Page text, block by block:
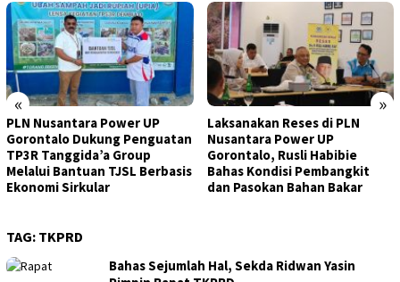
« »
PLN Nusantara Power UP
Gorontalo Dukung Penguatan
TP3R Tanggida’a Group
Melalui Bantuan TJSL Berbasis
Ekonomi Sirkular
Laksanakan Reses di PLN
Nusantara Power UP
Gorontalo, Rusli Habibie
Bahas Kondisi Pembangkit
dan Pasokan Bahan Bakar
TAG: TKPRD
Bahas Sejumlah Hal, Sekda Ridwan Yasin